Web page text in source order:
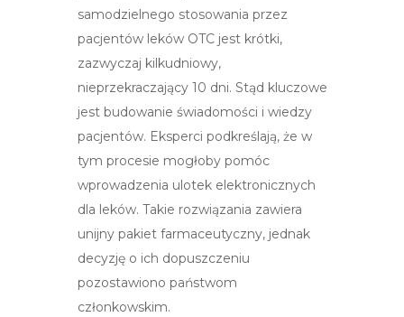
samodzielnego stosowania przez
pacjentów leków OTC jest krótki,
zazwyczaj kilkudniowy,
nieprzekraczający 10 dni. Stąd kluczowe
jest budowanie świadomości i wiedzy
pacjentów. Eksperci podkreślają, że w
tym procesie mogłoby pomóc
wprowadzenia ulotek elektronicznych
dla leków. Takie rozwiązania zawiera
unijny pakiet farmaceutyczny, jednak
decyzję o ich dopuszczeniu
pozostawiono państwom
członkowskim.